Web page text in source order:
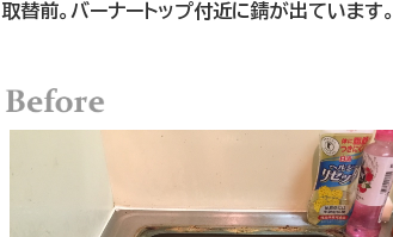
取替前。バーナートップ付近に錆が出ています。